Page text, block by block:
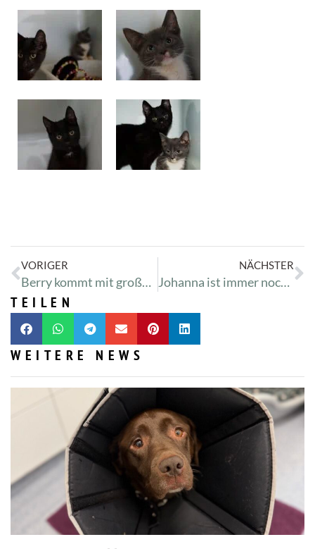
VORIGER
Berry kommt mit großer Wunde im Gesicht
NÄCHSTER
Johanna ist immer noch krank
TEILEN
WEITERE NEWS